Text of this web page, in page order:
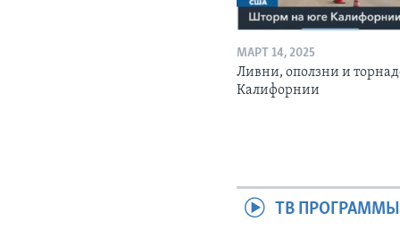
МАРТ 14, 2025
Ливни, оползни и
Калифорнии
ТВ ПРОГРАММЫ